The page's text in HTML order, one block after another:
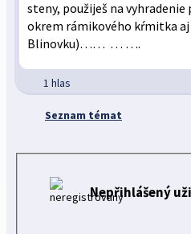
steny, použiješ na
okrem rámikového kŕmitka aj
Blinovku)…… … ….
1 hlas
Seznam témat
Nepřihlášený